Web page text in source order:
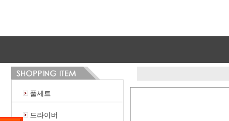
풀세트
드라이버